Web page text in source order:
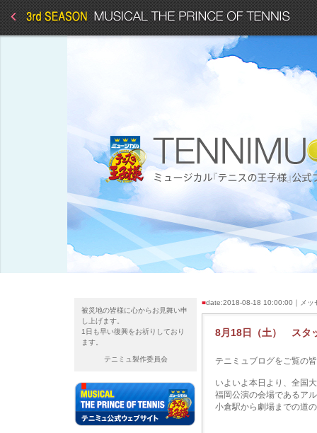
被災地の皆様に心からお見舞い申
し上げます。
1日も早い復興をお祈りしており
ます。
テニミュ製作委員会
■date:2018-08-18 10:00:00｜メッ
8月18日（土） スタ
テニミュブログをご覧の
いよいよ本日より、全国
福岡公演の会場であるア
小倉駅から劇場までの道